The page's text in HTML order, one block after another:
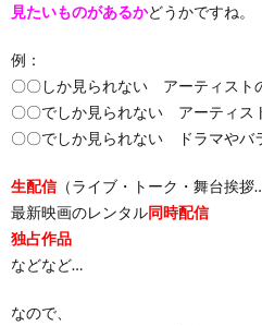
見たいものがあるかどうかですね。
例：
〇〇しか見られない アーティスト
〇〇でしか見られない アーティス
〇〇でしか見られない ドラマやバ
生配信（ライブ・トーク・舞台挨拶
最新映画のレンタル同時配信
独占作品
などなど…
なので、